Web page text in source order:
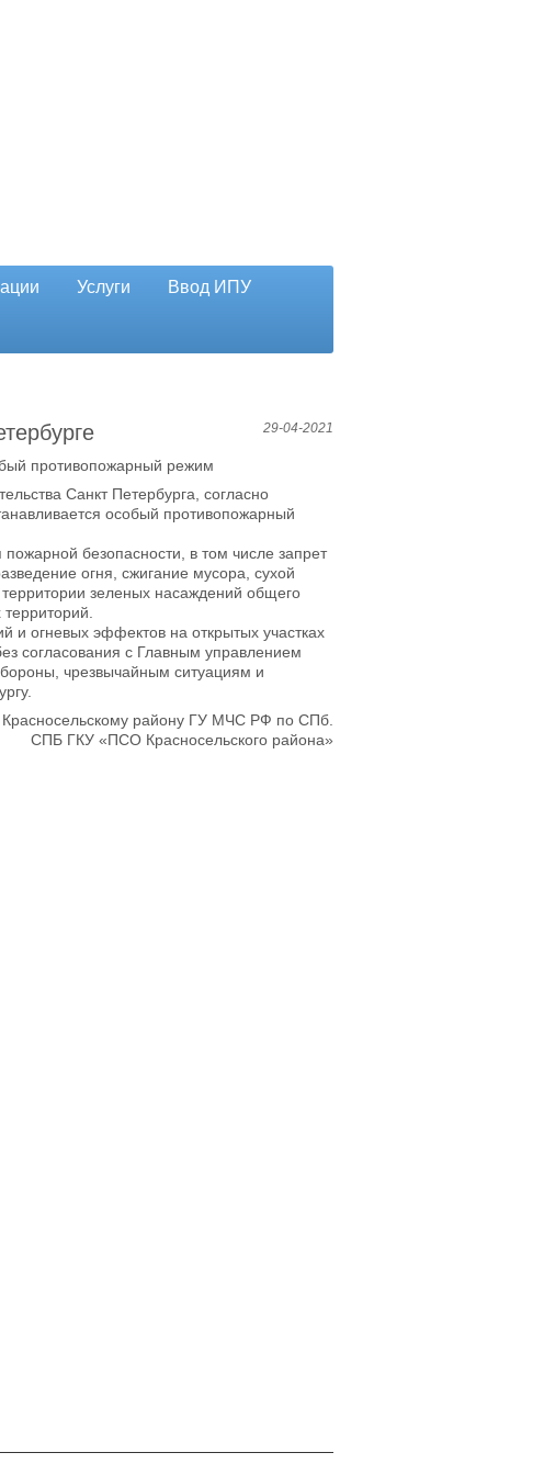
Услуги Ввод ИПУ
29-04-2021
противопожарный режим
Санкт Петербурга, согласно
особый противопожарный
безопасности, в том числе запрет
огня, сжигание мусора, сухой
зеленых насаждений общего
и огневых эффектов на открытых участках
согласования с Главным управлением
чрезвычайным ситуациям и
району ГУ МЧС РФ по СПб.
СПБ ГКУ «ПСО Красносельского района»